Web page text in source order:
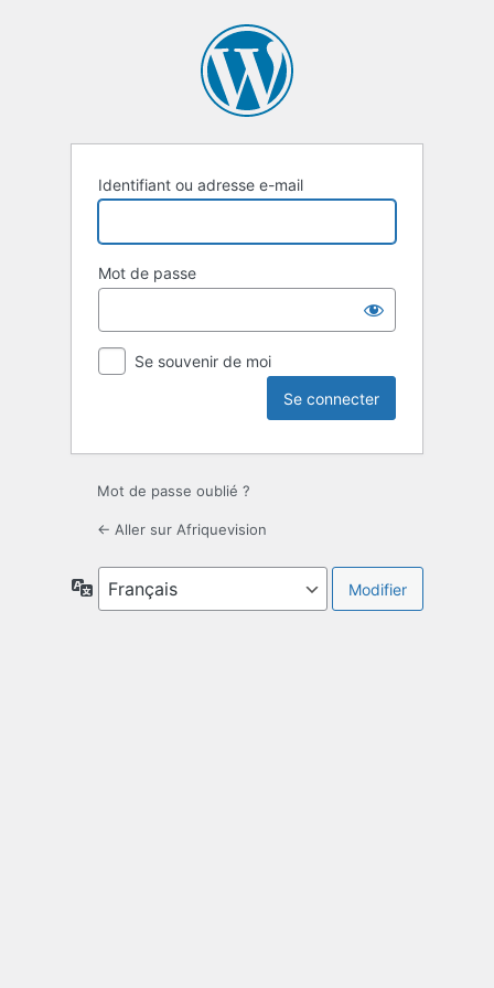
Identifiant ou adresse e-mail
Mot de passe
Se souvenir de moi
Mot de passe oublié ?
← Aller sur Afriquevision
Langue